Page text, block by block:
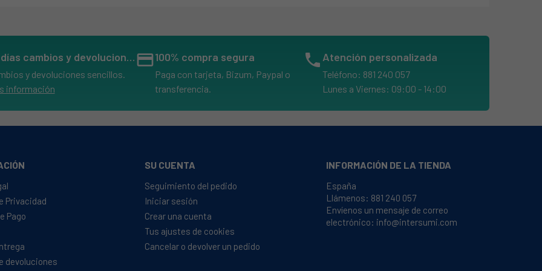
14 días cambios y devoluciones
y devoluciones sencillos.
información
credit_card100% compra segura
Paga con tarjeta, Bizum, Paypal o
transferencia.
phone Atención personalizada
Teléfono: 881 240 057
Lunes a Viernes: 09:00 - 14:00
Privacidad
Pago
devoluciones
SU CUENTA
Seguimiento del pedido
Iniciar sesión
Crear una cuenta
Tus ajustes de cookies
Cancelar o devolver un pedido
INFORMACIÓN DE LA TIENDA
España
Llámenos: 881 240 057
Envíenos un mensaje de correo
electrónico: info@intersumi.com